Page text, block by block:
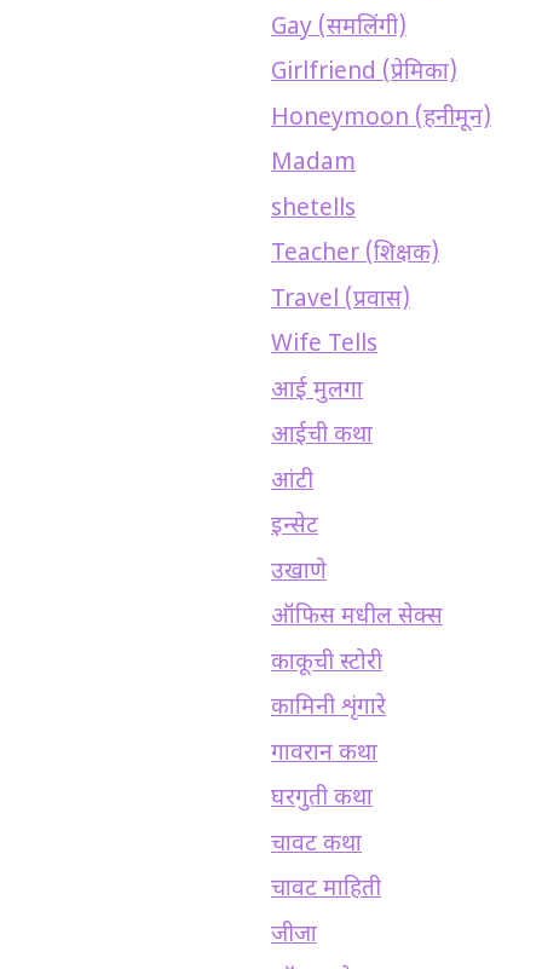
Gay (समलिंगी)
Girlfriend (प्रेमिका)
Honeymoon (हनीमून)
Madam
shetells
Teacher (शिक्षक)
Travel (प्रवास)
Wife Tells
आई मुलगा
आईची कथा
आंटी
इन्सेट
उखाणे
ऑफिस मधील सेक्स
काकूची स्टोरी
कामिनी शृंगारे
गावरान कथा
घरगुती कथा
चावट कथा
चावट माहिती
जीजा